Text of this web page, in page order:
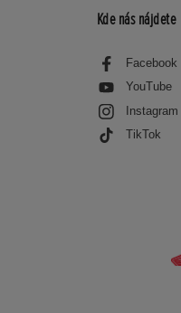
Kde nás nájdete
Facebook
YouTube
Instagram
TikTok